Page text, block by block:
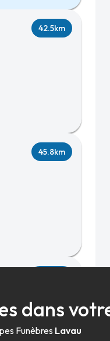
42.5km
45.8km
dans
Funèbres Lavau